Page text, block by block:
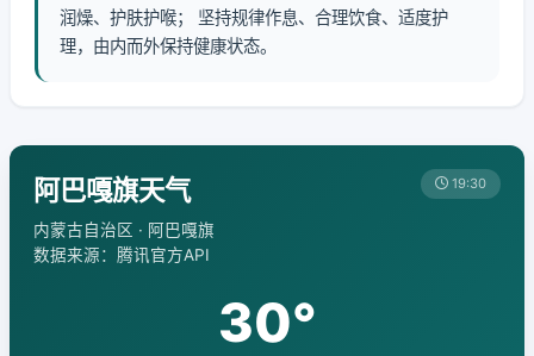
润燥、护肤护喉； 坚持规律作息、合理饮食、适度护
理，由内而外保持健康状态。
阿巴嘎旗天气
内蒙古自治区 · 阿巴嘎旗
数据来源：腾讯官方API
19:30
30°